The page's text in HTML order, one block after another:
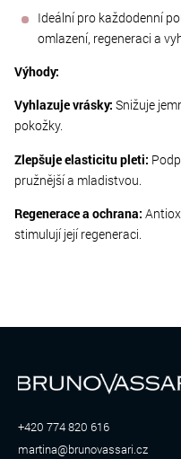
Ideální pro každodenní
omlazení, regeneraci a
Výhody:
Vyhlazuje vrásky: Snižuje
pokožky.
Zlepšuje elasticitu pleti:
pružnější a mladistvou.
Regenerace a ochrana:
stimulují její regeneraci.
+420 774 820 616
martina@brunovassari.cz